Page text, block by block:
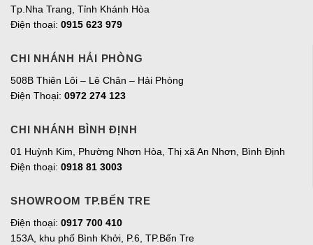
Tp.Nha Trang, Tỉnh Khánh Hòa
Điện thoại: 0915 623 979
CHI NHÁNH HẢI PHÒNG
508B Thiên Lôi – Lê Chân – Hải Phòng
Điện Thoại: 0972 274 123
CHI NHÁNH BÌNH ĐỊNH
01 Huỳnh Kim, Phường Nhơn Hòa, Thị xã An Nhơn, Bình Định
Điện thoại: 0918 81 3003
SHOWROOM TP.BẾN TRE
Điện thoại: 0917 700 410
153A, khu phố Bình Khởi, P.6, TP.Bến Tre